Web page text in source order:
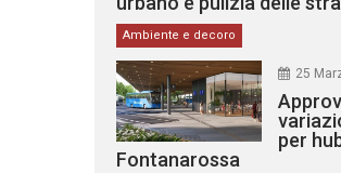
Ambiente e decoro
25
per
Fontanarossa